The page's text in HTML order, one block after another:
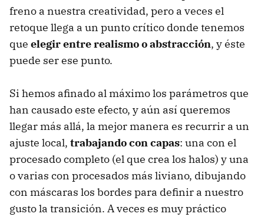
freno a nuestra creatividad, pero a veces el
retoque llega a un punto crítico donde tenemos
que elegir entre realismo o abstracción, y éste
puede ser ese punto.
Si hemos afinado al máximo los parámetros que
han causado este efecto, y aún así queremos
llegar más allá, la mejor manera es recurrir a un
ajuste local, trabajando con capas: una con el
procesado completo (el que crea los halos) y una
o varias con procesados más liviano, dibujando
con máscaras los bordes para definir a nuestro
gusto la transición. A veces es muy práctico